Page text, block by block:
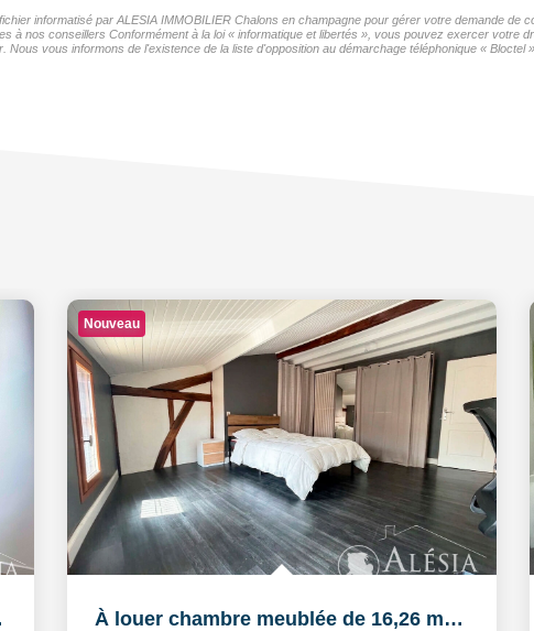
informatisé par ALESIA IMMOBILIER Chalons en champagne pour gérer votre demande
à nos conseillers Conformément à la loi « informatique et libertés », vous pouvez exercer votre
Nous vous informons de l'existence de la liste d'opposition au démarchage téléphonique «
Nouveau
À louer chambre meublée de 16,26 m² dans un logement...